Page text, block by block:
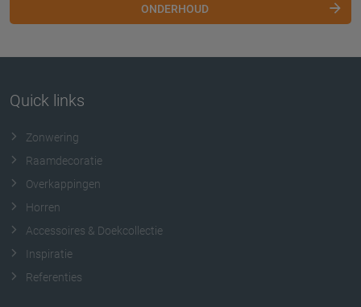
ONDERHOUD
Quick links
Zonwering
Raamdecoratie
Overkappingen
Horren
Accessoires & Doekcollectie
Inspiratie
Referenties